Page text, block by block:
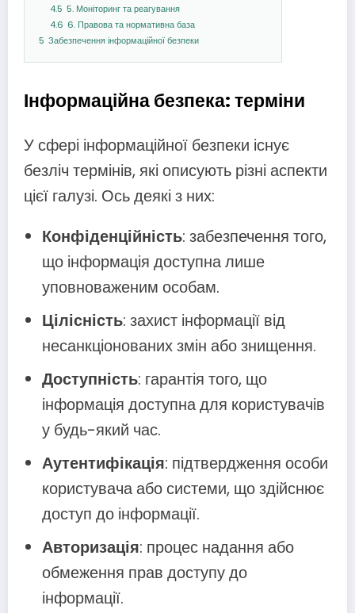
4.5 5. Моніторинг та реагування
4.6 6. Правова та нормативна база
5 Забезпечення інформаційної безпеки
Інформаційна безпека: терміни
У сфері інформаційної безпеки існує
безліч термінів, які описують різні аспекти
цієї галузі. Ось деякі з них:
Конфіденційність: забезпечення того,
що інформація доступна лише
уповноваженим особам.
Цілісність: захист інформації від
несанкціонованих змін або знищення.
Доступність: гарантія того, що
інформація доступна для користувачів
у будь-який час.
Аутентифікація: підтвердження особи
користувача або системи, що здійснює
доступ до інформації.
Авторизація: процес надання або
обмеження прав доступу до
інформації.